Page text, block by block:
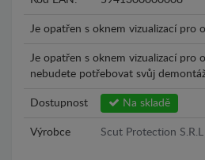
Je opatřen s oknem vizualizací pro
Je opatřen s oknem vizualizací pro
nebudete potřebovat svůj
Dostupnost Na skladě
Výrobce Scut Protection S.R.L